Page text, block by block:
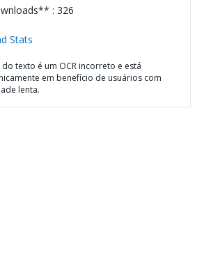
: 326
Stats
texto é um OCR incorreto e está
em benefício de usuários com
lenta.